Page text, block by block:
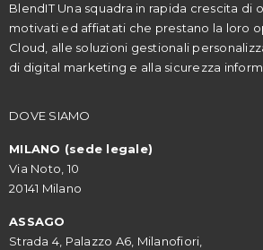
BlendIT Una squadra in rapida crescita di
motivati ed affiatati che prestano la loro
Cloud, alle soluzioni gestionali
di digital marketing e alla sicurezza
DOVE SIAMO
MILANO (sede legale)
Via Noto, 10
20141 Milano
ASSAGO
Strada 4, Palazzo A6, Milanofiori,